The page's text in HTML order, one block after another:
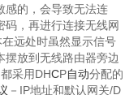
感的，会导致无法连
码，再进行连接无线网
远处时虽然显示信号
放到无线路由器旁边
采用DHCP自动分配的
－IP地址和默认网关/D